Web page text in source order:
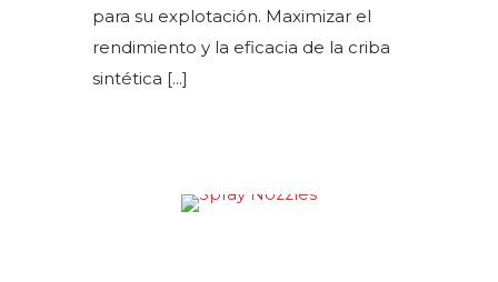
para su explotación. Maximizar el
rendimiento y la eficacia de la criba
sintética [...]